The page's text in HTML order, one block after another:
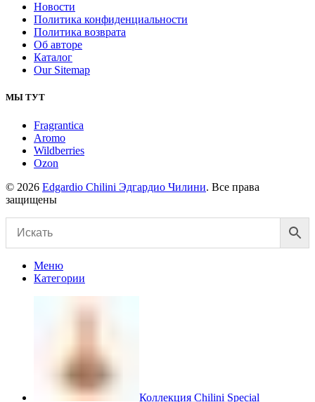
Новости
Политика конфиденциальности
Политика возврата
Об авторе
Каталог
Our Sitemap
МЫ ТУТ
Fragrantica
Aromo
Wildberries
Ozon
© 2026 Edgardio Chilini Эдгардио Чилини. Все права
защищены
Меню
Категории
Коллекция Chilini Special